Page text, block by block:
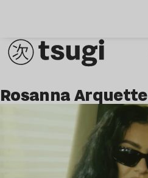
Nu Jazz
Indie
Rosanna Arquette